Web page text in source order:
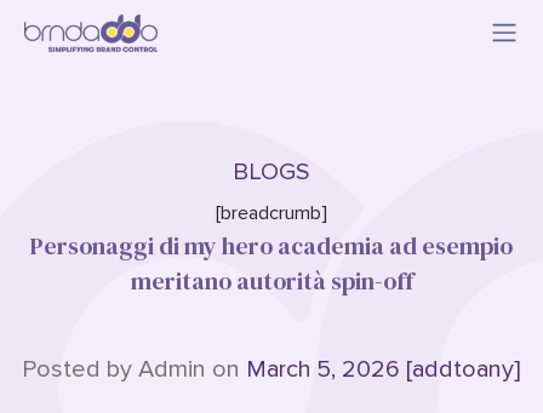
BLOGS
[breadcrumb]
Personaggi di my hero academia ad esempio
meritano autorità spin-off
Posted by Admin on March 5, 2026 [addtoany]